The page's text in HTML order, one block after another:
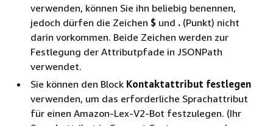
verwenden, können Sie ihn beliebig benennen,
jedoch dürfen die Zeichen $ und . (Punkt) nicht
darin vorkommen. Beide Zeichen werden zur
Festlegung der Attributpfade in JSONPath
verwendet.
Sie können den Block Kontaktattribut festlegen
verwenden, um das erforderliche Sprachattribut
für einen Amazon-Lex-V2-Bot festzulegen. (Ihr